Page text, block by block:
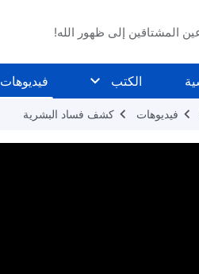
المشتاقين إلى ظهور الله!
الكتب فيديوهات
فيديوهات كشف فساد البشرية